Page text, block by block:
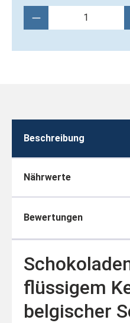
Produkt Anzahl:
Beschreibung
Nährwerte
Bewertungen
flüssigem
belgischer